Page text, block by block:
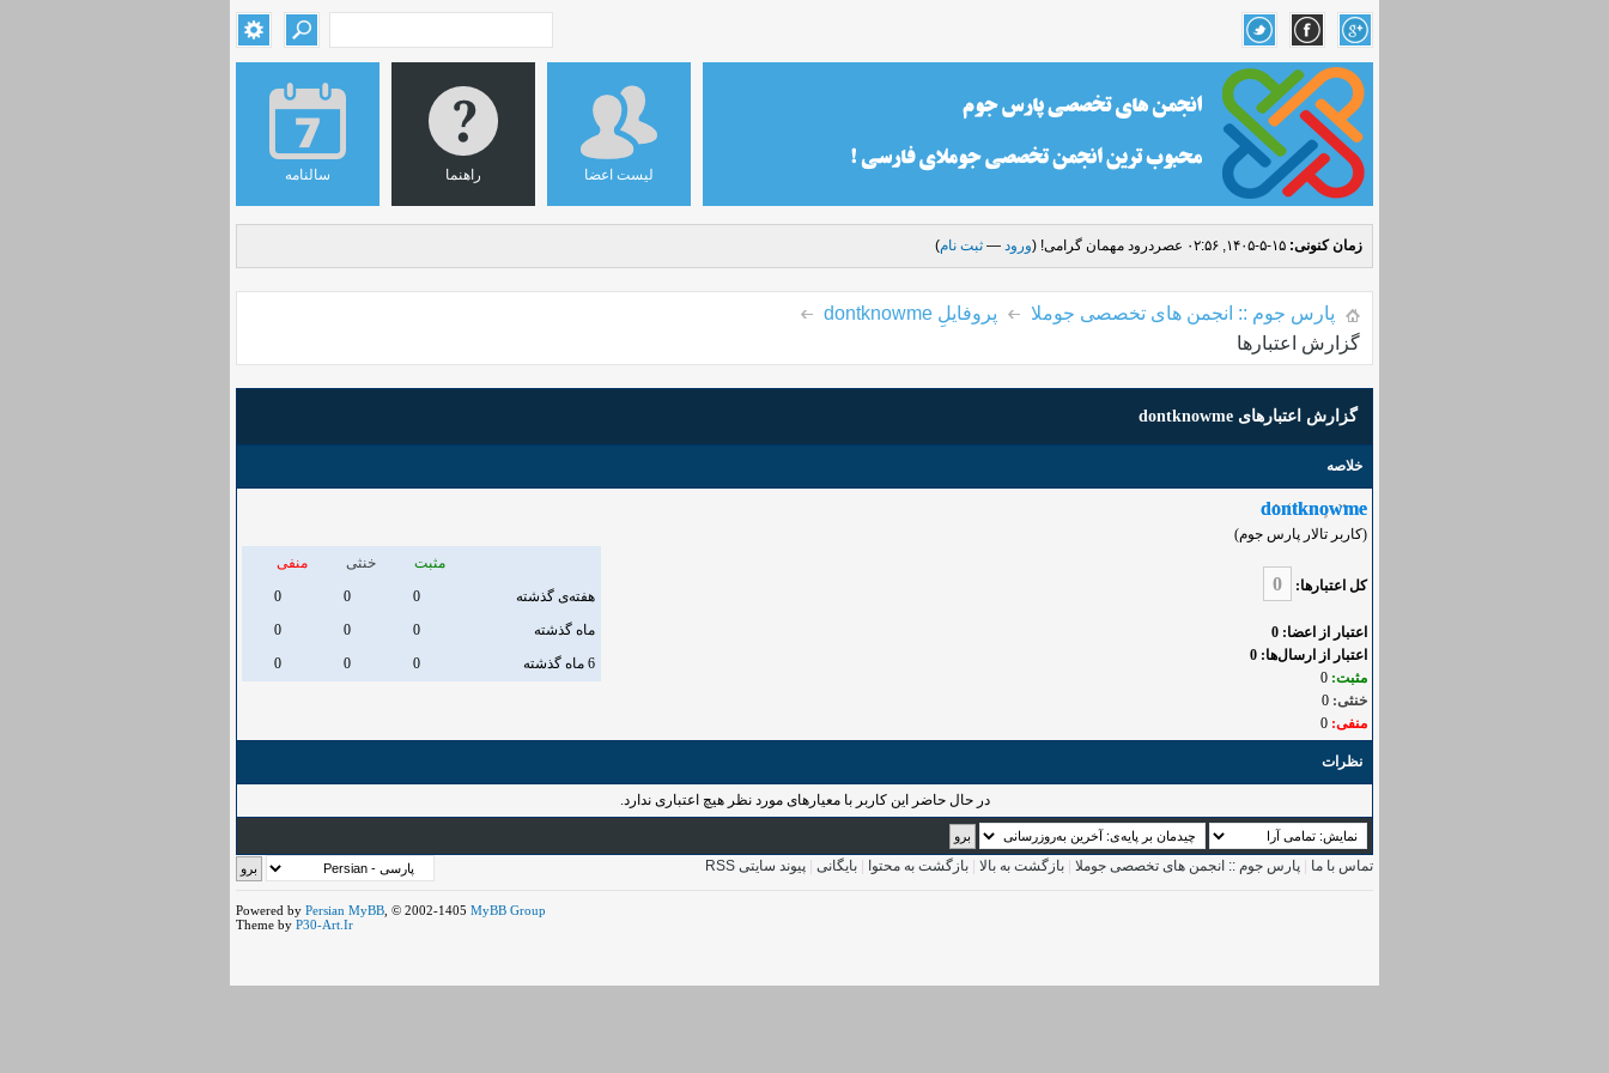
سالنامه راهنما لیست اعضا
زمان کنونی: ۱۵-۵-۱۴۰۵, ۰۲:۵۶ عصر درود مهمان گرامی! (ورود — ثبت نام)
پارس جوم :: انجمن های تخصصی جوملا
پروفایلِ dontknowme
گزارش اعتبار‌ها
گزارش اعتبار‌های dontknowme
خلاصه
dontknowme
(کاربر تالار پارس جوم)
کل اعتبار‌ها: 0
اعتبار از اعضا: 0
اعتبار از ارسال‌ها: 0
مثبت:
خنثی:
منفی:
مثبت خنثی
منفی
هفته‌ی گذشته
0
0
0
ماه گذشته
0
0
0
6 ماه گذشته
0
0
0
نظرات
در حال حاضر این کاربر با معیار‌های مورد نظر هیچ اعتباری ندارد.
تماس با ما پارس جوم :: انجمن های تخصصی جوملا بازگشت به بالا بازگشت به محتوا بایگانی پیوند سایتی RSS
Powered by Persian MyBB , © 2002-1405 MyBB Group
Theme by P30-Art.Ir